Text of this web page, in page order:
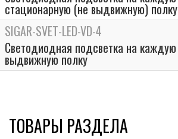
стационарную (не выдвижную) полку
SIGAR-SVET-LED-VD-4
Светодиодная подсветка на каждую
выдвижную полку
ТОВАРЫ РАЗДЕЛА